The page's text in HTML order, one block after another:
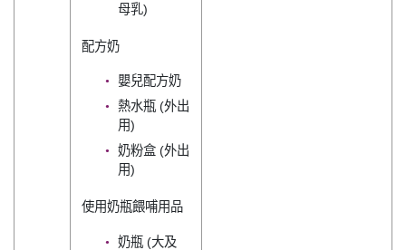
母乳)
配方奶
嬰兒配方奶
熱水瓶 (外出
用)
奶粉盒 (外出
用)
使用奶瓶餵哺用品
奶瓶 (大及